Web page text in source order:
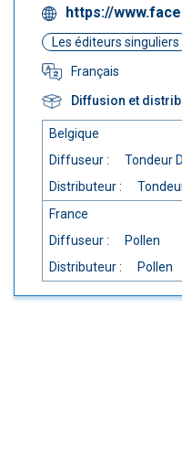
Les éditeurs singuliers
Français
Diffusion et
Belgique
Diffuseur :
Tondeur
Distributeur :
France
Diffuseur :
Pollen
Distributeur :
Pollen